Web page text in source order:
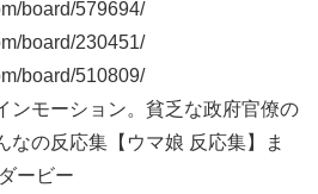
board/579694/
board/230451/
board/510809/
ンモーション。貧乏な政府官僚の
なの反応集【ウマ娘 反応集】ま
ービー